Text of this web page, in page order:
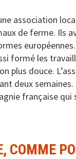
association
de ferme. Ils
formé les
plus douce.
deux semaines.
française qui
COMME